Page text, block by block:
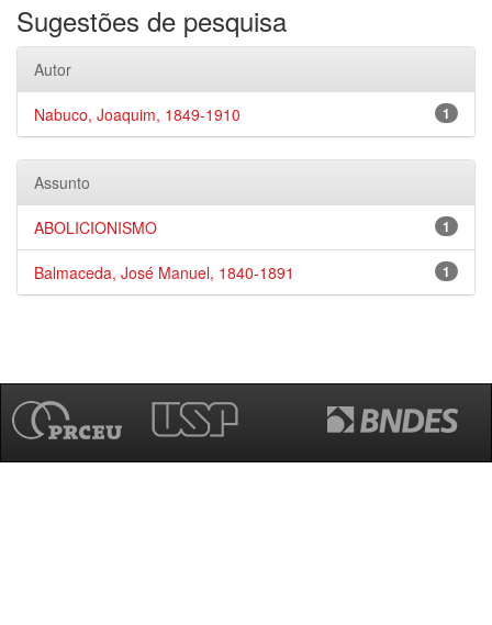
Sugestões de pesquisa
Autor
1
Nabuco, Joaquim, 1849-1910
Assunto
1
ABOLICIONISMO
1
Balmaceda, José Manuel, 1840-1891